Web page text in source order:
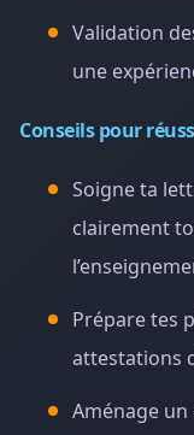
Validation
une
Conseils pour
Soigne ta
clairement
Prépare tes
attestations
Aménage un